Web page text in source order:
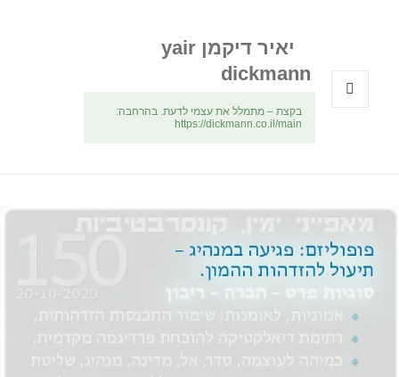
יאיר דיקמן yair
dickmann
בקצת – מתמלל את עצמי לדעת. בהרחבה:
https://dickmann.co.il/main